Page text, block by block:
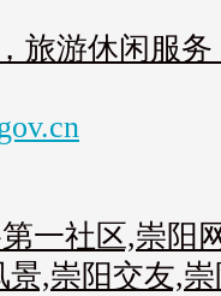
旅游休闲服
一社区,崇阳
,崇阳交友,